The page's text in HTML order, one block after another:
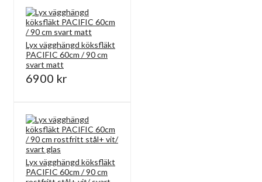
Lyx vägghängd köksfläkt
PACIFIC 60cm / 90 cm
svart matt
6900 kr
Lyx vägghängd köksfläkt
PACIFIC 60cm / 90 cm